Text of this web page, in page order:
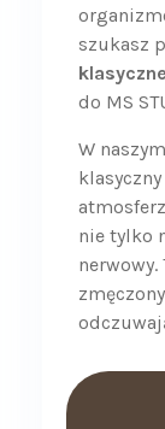
szukasz
do MS
W
nie tylko